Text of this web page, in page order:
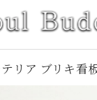
テリア ブリキ